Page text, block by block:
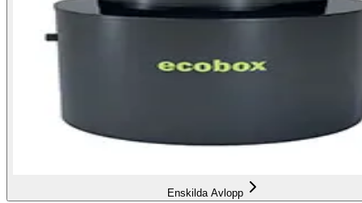
Enskilda Avlopp